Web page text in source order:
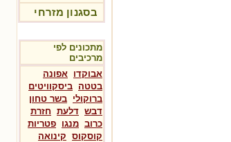
בסגנון מזרחי
מתכונים לפי
מרכיבים
אבוקדו אפונה
בטטה ביסקוויטים
ברוקולי בשר טחון
דבש דלעת חזרת
כרוב מנגו פטריות
קוסקוס קינואה